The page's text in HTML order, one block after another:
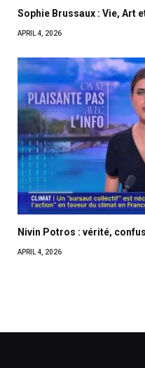
Sophie Brussaux : Vie, Art
APRIL 4, 2026
Nivin Potros : vérité,
APRIL 4, 2026